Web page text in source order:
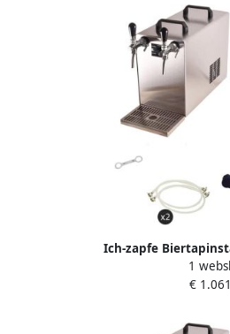
Ich-zapfe
Compleetset 2-lijns
l uur voor A-
1
€